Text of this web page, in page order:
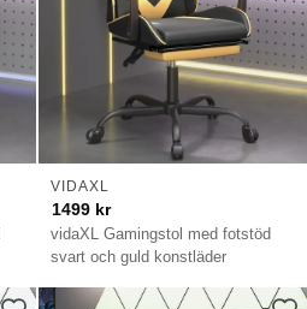
vidaXL Gamingstol med fotstöd
svart och guld konstläder
VIDAXL
1499 kr